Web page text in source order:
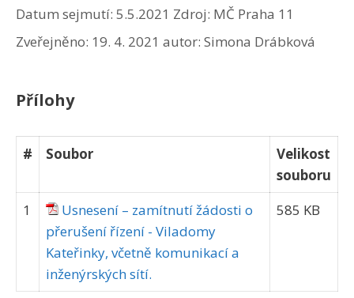
Datum sejmutí: 5.5.2021 Zdroj: MČ Praha 11
Zveřejněno: 19. 4. 2021 autor: Simona Drábková
Přílohy
# Soubor
Velikost
souboru
1
Usnesení – zamítnutí žádosti o
přerušení řízení - Viladomy
Kateřinky, včetně komunikací a
inženýrských sítí.
585 KB